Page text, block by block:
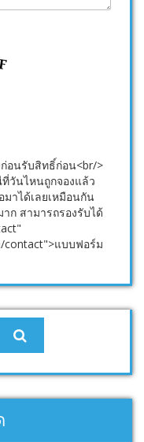
อนรับสิทธิ์ก่อน<br/>
วันไหนถูกจองแล้ว
าได้เลยเหมือนกัน
ก สามารถรองรับได้
contact">แบบฟอร์ม